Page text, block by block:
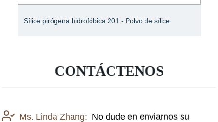
Sílice pirógena hidrofóbica 201 - Polvo de sílice
CONTÁCTENOS
Ms. Linda Zhang: No dude en enviarnos su